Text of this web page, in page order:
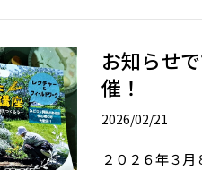
お知らせ
催！
2026/02/21
２０２６年３